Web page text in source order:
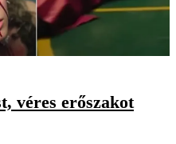
véres erőszakot